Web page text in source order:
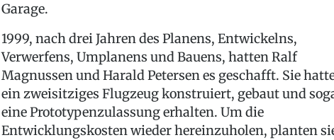
Garage.
1999, nach drei Jahren des Planens, Entwickelns,
Verwerfens, Umplanens und Bauens, hatten Ralf
Magnussen und Harald Petersen es geschafft. Sie
ein zweisitziges Flugzeug konstruiert, gebaut und
eine Prototypenzulassung erhalten. Um die
Entwicklungskosten wieder hereinzuholen, planten